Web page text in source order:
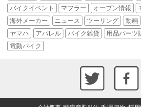
バイクイベント
マフラー オープン情報
海外メーカー
ニュース ツーリング 動画
ヤマハ
アパレル バイク雑貨 用品パーツ
電動バイク